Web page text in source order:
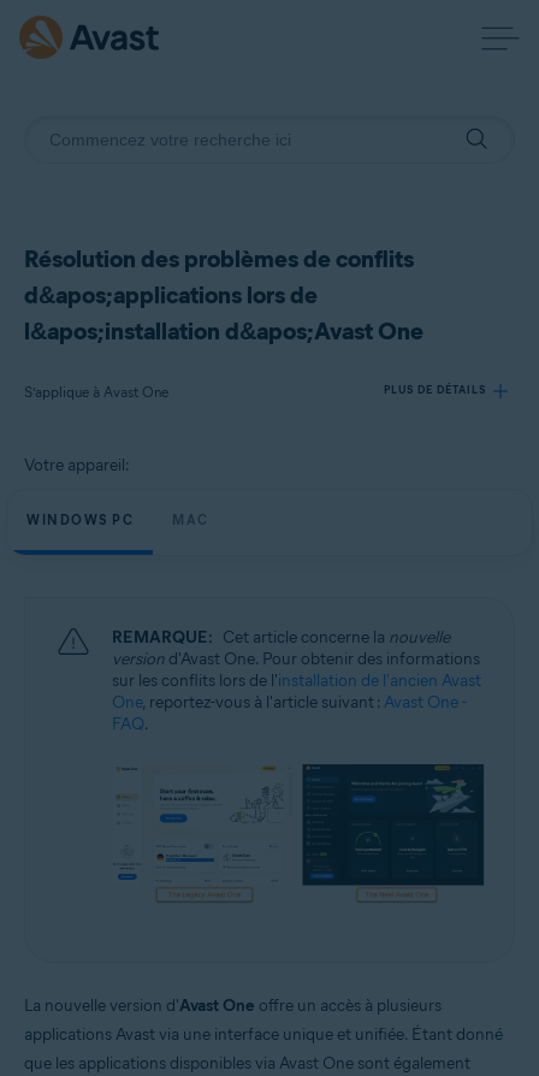
Résolution des problèmes de conflits
d&apos;applications lors de
l&apos;installation d&apos;Avast One
S’applique à Avast One PLUS DE DÉTAILS
Avast One
Votre appareil:
WINDOWS PC MAC
REMARQUE: Cet article concerne la nouvelle
version d'Avast One. Pour obtenir des informations
sur les conflits lors de l'installation de l'ancien Avast
One, reportez-vous à l'article suivant : Avast One -
FAQ.
La nouvelle version d'Avast One offre un accès à plusieurs
applications Avast via une interface unique et unifiée. Étant donné
que les applications disponibles via Avast One sont également